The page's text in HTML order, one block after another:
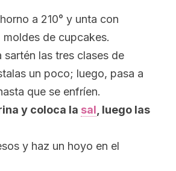
a 210° y unta con
moldes de cupcakes.
sartén las tres clases de
un poco; luego, pasa a
que se enfríen.
y coloca la sal , luego las
y haz un hoyo en el